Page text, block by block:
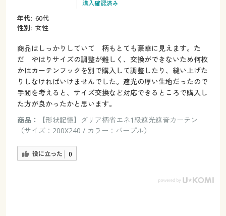
購入確認済み
年代: 60代
性別: 女性
商品はしっかりしていて 柄もとても豪華に見えます。た
だ やはりサイズの調整が難しく、交換ができないため何枚
かはカーテンフックを別で購入して調整したり、縫い上げた
りしなければいけませんでした。遮光の厚い生地だったので
手間を考えると、サイズ交換など対応できるところで購入し
た方が良かったかと思います。
商品：
【形状記憶】ダリア柄省エネ1級遮光遮音カーテン
（サイズ：200X240 / カラー：パープル）
役に立った 0